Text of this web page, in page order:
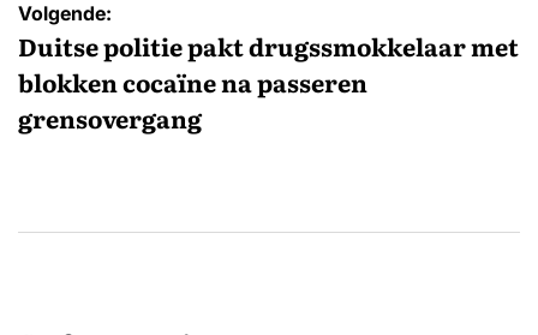
Volgende:
Duitse politie pakt drugssmokkelaar met
blokken cocaïne na passeren
grensovergang